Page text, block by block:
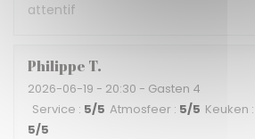
attentif
Philippe T
2026-06-19 - 20:30 - Gasten 4
Service : 5/5 Atmosfeer : 5/5 Keuken :
5/5